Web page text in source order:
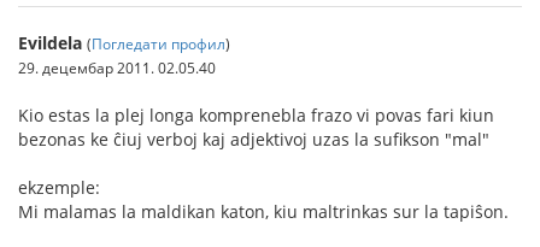
Evildela (Погледати профил)
29. децембар 2011. 02.05.40
Kio estas la plej longa komprenebla frazo vi povas fari kiun
bezonas ke ĉiuj verboj kaj adjektivoj uzas la sufikson "mal"
ekzemple:
Mi malamas la maldikan katon, kiu maltrinkas sur la tapiŝon.